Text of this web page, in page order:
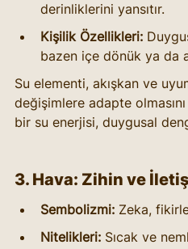
derinliklerini yansıtır.
Kişilik Özellikleri:
bazen içe dönük ya da
Su elementi, akışkan ve
değişimlere adapte
bir su enerjisi, duygusal
3. Hava: Zihin ve
Sembolizmi: Zeka,
Nitelikleri: Sıcak ve